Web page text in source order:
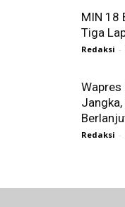
MIN 18
Tiga
Redaksi -
Wapres
Jangka,
Redaksi -